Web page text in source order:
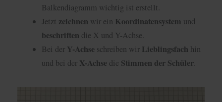
Balkendiagramm wichtig ist erstellt.
Jetzt zeichnen wir ein Koordinatensystem und
beschriften die X und Y-Achse.
Bei der Y-Achse schreiben wir Lieblingsfach hin
und bei der X-Achse die Stimmen der Schüler